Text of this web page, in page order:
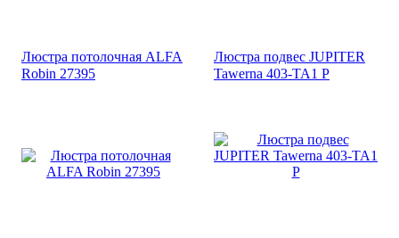
Люстра потолочная ALFA
Robin 27395
Люстра подвес JUPITER
Tawerna 403-TA1 P